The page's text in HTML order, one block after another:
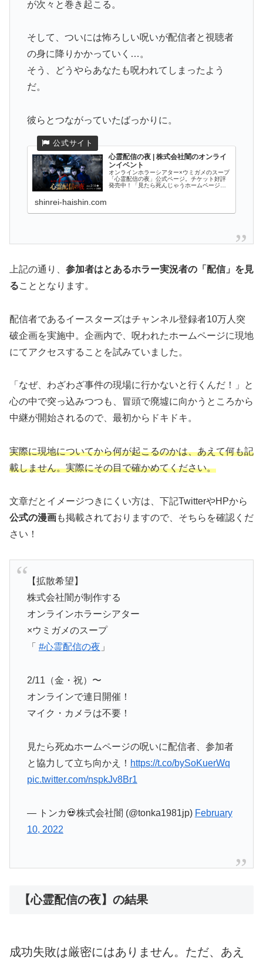
が次々と巻き起こる。
そして、ついには怖ろしい呪いが配信者と視聴者
の身に降りかかっていく…。
そう、どうやらあなたも呪われてしまったよう
だ。
彼らとつながっていたばっかりに。
心霊配信の夜 | 株式会社闇のオンライ
ンイベント
オンラインホラーシアター×ウミガメのスープ
「心霊配信の夜」公式ページ。チケット好評
発売中！「見たら死んじゃうホームページが
shinrei-haishin.com
上記の通り、 参加者はとあるホラー実況者の「配信」を見
ることとなります。
配信者であるイースターズはチャンネル登録者10万人突
破企画を実施中。企画内で、呪われたホームページに現地
にてアクセスすることを試みていました。
「なぜ、わざわざ事件の現場に行かないと行くんだ！」と
心の中で突っ込みつつも、冒頭で廃墟に向かうところから
中継が開始されるので、最初からドキドキ。
実際に現地についてから何が起こるのかは、あえて何も記
載しません。実際にその目で確かめてください。
文章だとイメージつきにくい方は、下記TwitterやHPから
公式の漫画も掲載されておりますので、そちらを確認くだ
さい！
【拡散希望】
株式会社闇が制作する
オンラインホラーシアター
×ウミガメのスープ
「 #心霊配信の夜 」
2/11（金・祝）〜
オンラインで連日開催！
マイク・カメラは不要！
見たら死ぬホームページの呪いに配信者、参加者
と協力して立ち向かえ！ https://t.co/bySoKuerWq
pic.twitter.com/nspkJv8Br1
— トンカ💀株式会社闇 (@tonka1981jp) February
10, 2022
【心霊配信の夜】の結果
成功失敗は厳密にはありません。ただ、あえ